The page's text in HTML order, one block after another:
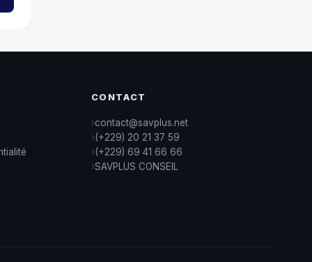
CONTACT
contact@savplus.net
(+229) 20 21 37 59
(+229) 69 41 66 66
SAVPLUS CONSEIL